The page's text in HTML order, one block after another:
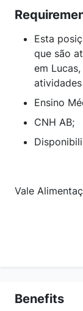
Esta
que são
em
Ensino
CNH AB;
Vale
Benefits